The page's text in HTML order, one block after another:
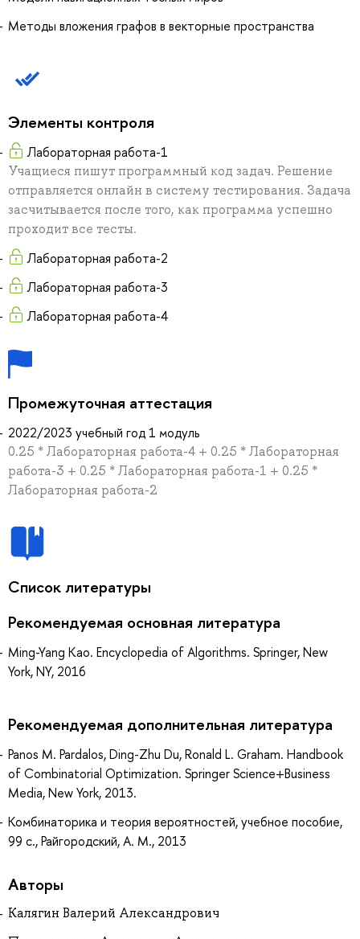
Методы вложения графов в векторные пространства
Элементы контроля
Лабораторная работа-1
Учащиеся пишут программный код задач. Решение
отправляется онлайн в систему тестирования. Задача
засчитывается после того, как программа успешно
проходит все тесты.
Лабораторная работа-2
Лабораторная работа-3
Лабораторная работа-4
Промежуточная аттестация
2022/2023 учебный год 1 модуль
0.25 * Лабораторная работа-4 + 0.25 * Лабораторная
работа-3 + 0.25 * Лабораторная работа-1 + 0.25 *
Лабораторная работа-2
Список литературы
Рекомендуемая основная литература
Ming-Yang Kao. Encyclopedia of Algorithms. Springer, New
York, NY, 2016
Рекомендуемая дополнительная литература
Panos M. Pardalos, Ding-Zhu Du, Ronald L. Graham. Handbook
of Combinatorial Optimization. Springer Science+Business
Media, New York, 2013.
Комбинаторика и теория вероятностей, учебное пособие,
99 с., Райгородский, А. М., 2013
Авторы
Калягин Валерий Александрович